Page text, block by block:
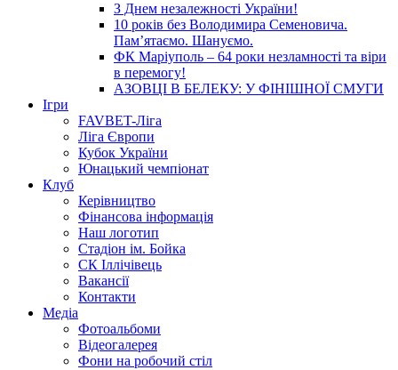
З Днем незалежності України!
10 років без Володимира Семеновича.
Пам’ятаємо. Шануємо.
ФК Маріуполь – 64 роки незламності та віри
в перемогу!
АЗОВЦІ В БЕЛЕКУ: У ФІНІШНОЇ СМУГИ
Ігри
FAVBET-Ліга
Ліга Європи
Кубок України
Юнацький чемпіонат
Клуб
Керівництво
Фінансова інформація
Наш логотип
Стадіон ім. Бойка
СК Іллічівець
Вакансії
Контакти
Медіа
Фотоальбоми
Відеогалерея
Фони на робочий стіл